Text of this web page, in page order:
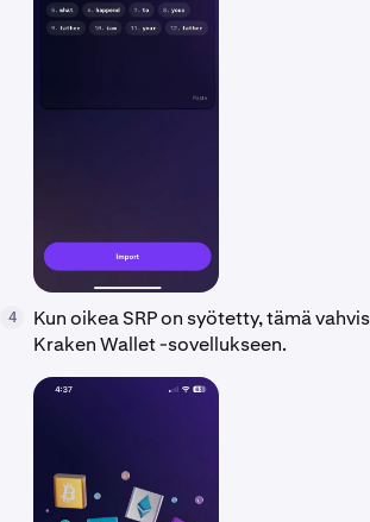
4
Kun oikea SRP on syötetty, tämä
Kraken Wallet -sovellukseen.